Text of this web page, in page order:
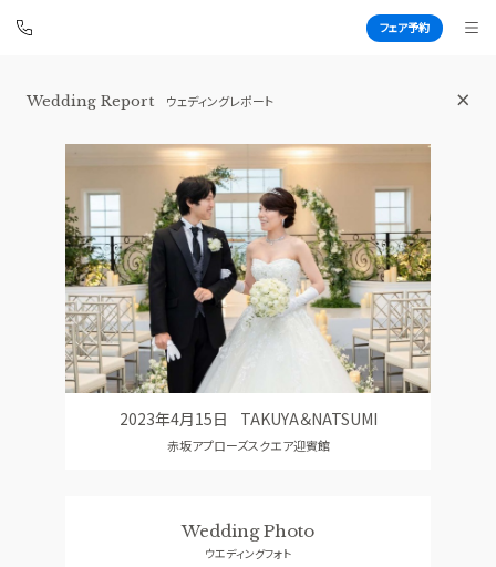
フェア予約
赤坂 アプローズスクエア迎賓館
TOP
トップ
BRIDAL FAIR
ブライダルフェア
WEDDING REPORT
体験者レポート
PHOTO GALLERY
フォトギャラリー
PLAN
プラン
CEREMONY
挙式
PARTY CUISINE
料理
GUEST
Wedding Report ウェディングレポート
2023年4月15日 TAKUYA＆NATSUMI
赤坂アプローズスクエア迎賓館
Wedding Photo
ウエディングフォト